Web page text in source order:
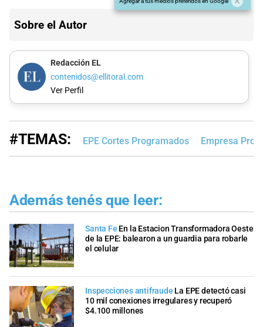
Sobre el Autor
Redacción EL
contenidos@ellitoral.com
Ver Perfil
#TEMAS: EPE Cortes Programados Empresa
Además tenés que leer:
Santa Fe En la Estacion Transformadora Oeste
de la EPE: balearon a un guardia para robarle
el celular
Inspecciones antifraude La EPE detectó casi
10 mil conexiones irregulares y recuperó
$4.100 millones